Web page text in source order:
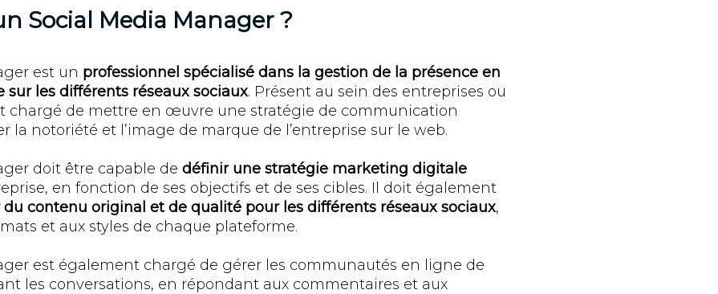
Social Media Manager ?
est un professionnel spécialisé dans la gestion de la présence en
sur les différents réseaux sociaux. Présent au sein des entreprises ou
chargé de mettre en œuvre une stratégie de communication
la notoriété et l’image de marque de l’entreprise sur le web.
doit être capable de définir une stratégie marketing digitale
en fonction de ses objectifs et de ses cibles. Il doit également
du contenu original et de qualité pour les différents réseaux sociaux,
et aux styles de chaque plateforme.
est également chargé de gérer les communautés en ligne de
les conversations, en répondant aux commentaires et aux